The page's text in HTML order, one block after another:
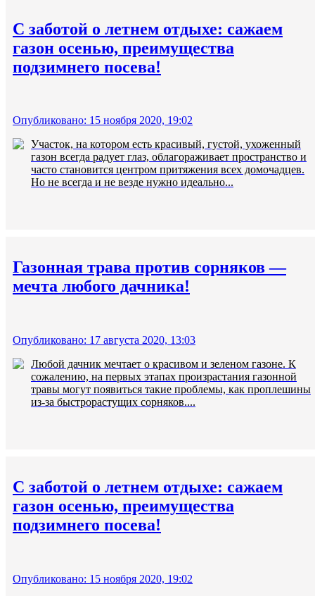
С заботой о летнем отдыхе: сажаем
газон осенью, преимущества
подзимнего посева!
Опубликовано: 15 ноября 2020, 19:02
Участок, на котором есть красивый, густой, ухоженный
газон всегда радует глаз, облагораживает пространство и
часто становится центром притяжения всех домочадцев.
Но не всегда и не везде нужно идеально...
Газонная трава против сорняков —
мечта любого дачника!
Опубликовано: 17 августа 2020, 13:03
Любой дачник мечтает о красивом и зеленом газоне. К
сожалению, на первых этапах произрастания газонной
травы могут появиться такие проблемы, как проплешины
из-за быстрорастущих сорняков....
С заботой о летнем отдыхе: сажаем
газон осенью, преимущества
подзимнего посева!
Опубликовано: 15 ноября 2020, 19:02